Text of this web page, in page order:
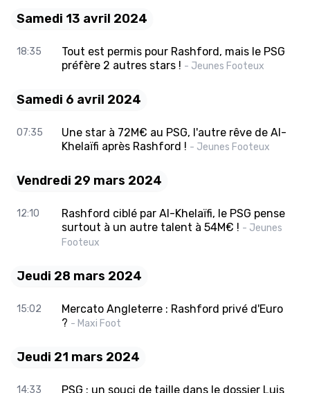
Samedi 13 avril 2024
18:35
Tout est permis pour Rashford, mais le PSG
préfère 2 autres stars ! - Jeunes Footeux
Samedi 6 avril 2024
07:35
Une star à 72M€ au PSG, l'autre rêve de Al-
Khelaïfi après Rashford ! - Jeunes Footeux
Vendredi 29 mars 2024
12:10
Rashford ciblé par Al-Khelaïfi, le PSG pense
surtout à un autre talent à 54M€ ! - Jeunes
Footeux
Jeudi 28 mars 2024
15:02
Mercato Angleterre : Rashford privé d'Euro
? - Maxi Foot
Jeudi 21 mars 2024
14:33 PSG : un souci de taille dans le dossier Luis